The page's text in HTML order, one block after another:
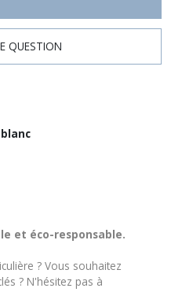
QUESTION
et éco-responsable.
? Vous souhaitez
? N'hésitez pas à